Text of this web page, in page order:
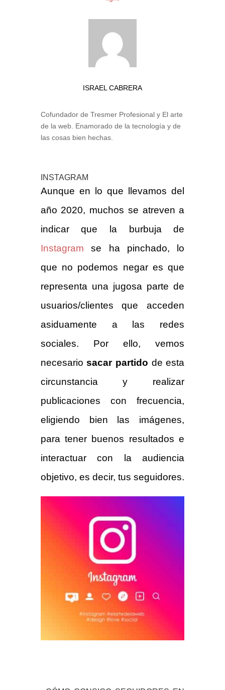
ISRAEL CABRERA
Cofundador de Tresmer Profesional y El arte
de la web. Enamorado de la tecnología y de
las cosas bien hechas.
INSTAGRAM
Aunque en lo que llevamos del
año 2020, muchos se atreven a
indicar que la burbuja de
Instagramse ha pinchado, lo
que no podemos negar es que
representa una jugosa parte de
usuarios/clientes que acceden
asiduamente a las redes
sociales. Por ello, vemos
necesariosacar partido de esta
circunstancia y realizar
publicaciones con frecuencia,
eligiendo bien las imágenes,
para tener buenos resultados e
interactuar con la audiencia
objetivo, es decir, tus seguidores.